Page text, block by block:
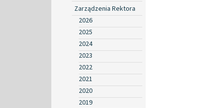
Zarządzenia Rektora
2026
2025
2024
2023
2022
2021
2020
2019